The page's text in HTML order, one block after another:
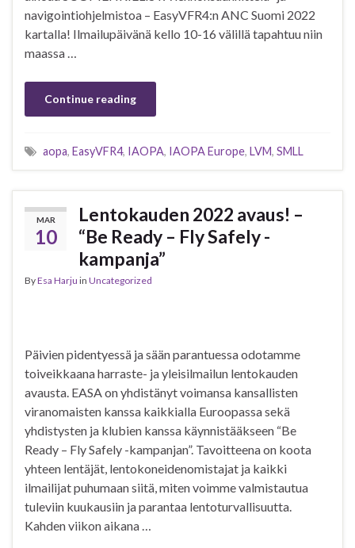
navigointiohjelmistoa – EasyVFR4:n ANC Suomi 2022
kartalla! Ilmailupäivänä kello 10-16 välillä tapahtuu niin
maassa …
Continue reading
aopa, EasyVFR4, IAOPA, IAOPA Europe, LVM, SMLL
MAR
10
Lentokauden 2022 avaus! –
“Be Ready – Fly Safely -
kampanja”
ByEsa Harju in Uncategorized
Päivien pidentyessä ja sään parantuessa odotamme
toiveikkaana harraste- ja yleisilmailun lentokauden
avausta. EASA on yhdistänyt voimansa kansallisten
viranomaisten kanssa kaikkialla Euroopassa sekä
yhdistysten ja klubien kanssa käynnistääkseen “Be
Ready – Fly Safely -kampanjan”. Tavoitteena on koota
yhteen lentäjät, lentokoneidenomistajat ja kaikki
ilmailijat puhumaan siitä, miten voimme valmistautua
tuleviin kuukausiin ja parantaa lentoturvallisuutta.
Kahden viikon aikana …